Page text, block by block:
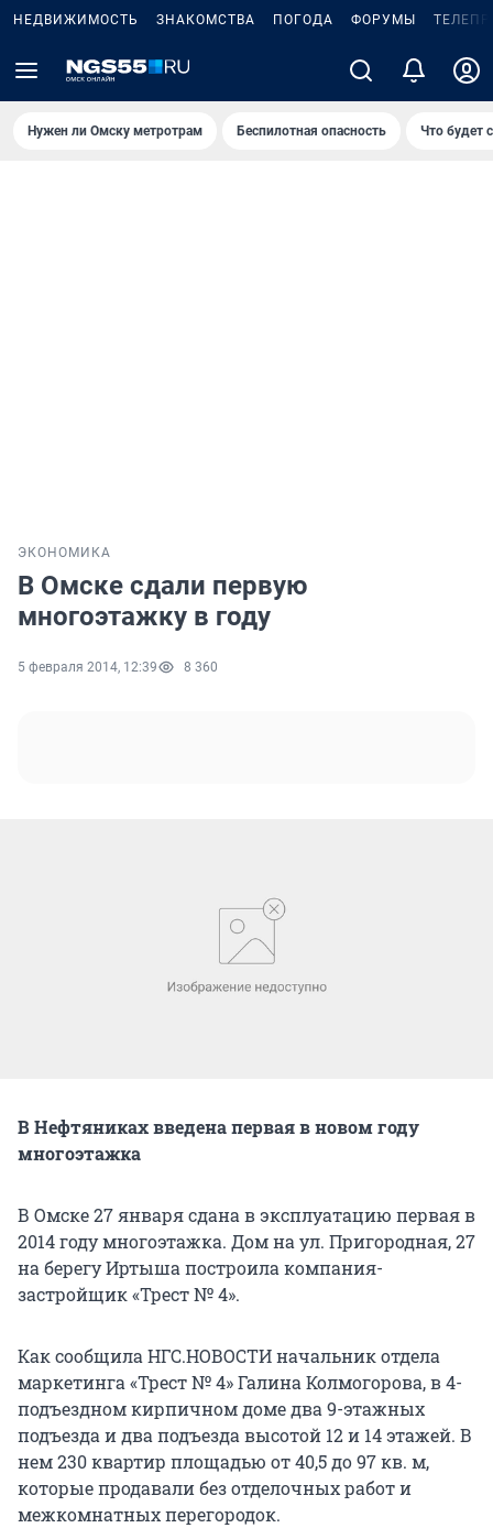
НЕДВИЖИМОСТЬ ЗНАКОМСТВА ПОГОДА ФОРУМЫ
Нужен ли Омску метротрам Беспилотная опасность Что будет
ЭКОНОМИКА
В Омске сдали первую
многоэтажку в году
5 февраля 2014, 12:39 8 360
В Нефтяниках введена первая в новом году
многоэтажка
В Омске 27 января сдана в эксплуатацию первая в
2014 году многоэтажка. Дом на ул. Пригородная, 27
на берегу Иртыша построила компания-
застройщик «Трест № 4».
Как сообщила НГС.НОВОСТИ начальник отдела
маркетинга «Трест № 4» Галина Колмогорова, в 4-
подъездном кирпичном доме два 9-этажных
подъезда и два подъезда высотой 12 и 14 этажей. В
нем 230 квартир площадью от 40,5 до 97 кв. м,
которые продавали без отделочных работ и
межкомнатных перегородок.